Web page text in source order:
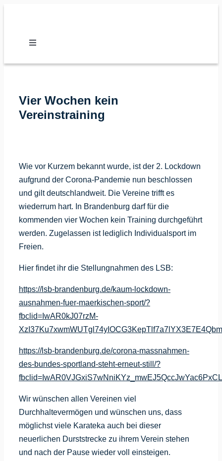
Toggle
Verband
Karate
Kalender
Vier Wochen kein
Vereinstraining
Wie vor Kurzem bekannt wurde, ist der 2. Lockdown
aufgrund der Corona-Pandemie nun beschlossen
und gilt deutschlandweit. Die Vereine trifft es
wiederrum hart. In Brandenburg darf für die
kommenden vier Wochen kein Training durchgeführt
werden. Zugelassen ist lediglich Individualsport im
Freien.
Hier findet ihr die Stellungnahmen des LSB:
https://lsb-brandenburg.de/kaum-lockdown-
ausnahmen-fuer-maerkischen-sport/?
fbclid=IwAR0kJ07rzM-
https://lsb-brandenburg.de/corona-massnahmen-
des-bundes-sportland-steht-erneut-still/?
Wir wünschen allen Vereinen viel
Durchhaltevermögen und wünschen uns, dass
möglichst viele Karateka auch bei dieser
neuerlichen Durststrecke zu ihrem Verein stehen
und nach der Pause wieder voll einsteigen.